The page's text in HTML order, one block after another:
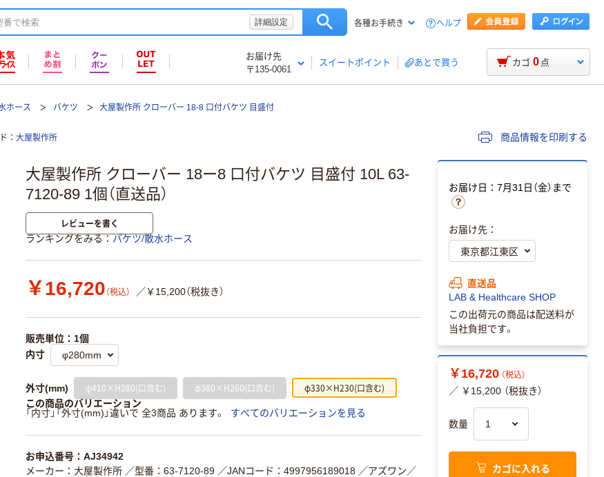
詳細設定 各種お手続き ヘルプ
お届け先
〒135-0061
スイートポイント あとで買う カゴ 0 点
ホース バケツ 大屋製作所 クローバー 18-8 口付バケツ 目盛付
大屋製作所 商品情報を印刷する
大屋製作所 クローバー 18ー8 口付バケツ 目盛付 10L 63-
7120-89 1個（直送品）
レビューを書く
ランキングをみる バケツ/散水ホース
￥16,720 （税込） ／￥15,200（税抜き）
販売単位：1個
内寸
外寸(mm) φ410×H280(口含む) φ380×H260(口含む) φ330×H230(口含む)
この商品のバリエーション
「内寸」「外寸(mm)」違いで 全3商品 あります。
すべてのバリエーションを見る
お申込番号：AJ34942
メーカー：大屋製作所 ／型番：63-7120-89 ／JANコード：4997956189018 ／アズワン／
お届け日：7月31日（金）まで
お届け先：
直送品
LAB & Healthcare SHOP
この出荷元の商品は配送料が
当社負担です。
￥16,720 （税込）
／ ￥15,200 （税抜き）
数量
カゴに入れる